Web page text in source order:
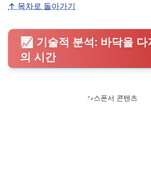
↑ 목차로 돌아가기
📈 기술적 분석: 바닥을 다
의 시간
스폰서 콘텐츠